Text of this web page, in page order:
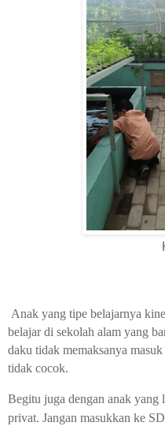
Koleksi
Anak yang tipe belajarnya
belajar di sekolah alam yang
daku tidak memaksanya
tidak cocok.
Begitu juga dengan anak yang
privat. Jangan masukkan ke